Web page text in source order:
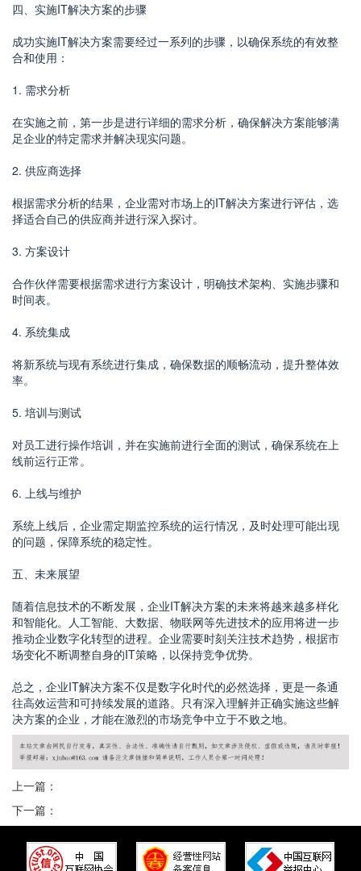
四、实施IT解决方案的步骤
成功实施IT解决方案需要经过一系列的步骤，以确保系统的有效整
合和使用：
1. 需求分析
在实施之前，第一步是进行详细的需求分析，确保解决方案能够满
足企业的特定需求并解决现实问题。
2. 供应商选择
根据需求分析的结果，企业需对市场上的IT解决方案进行评估，选
择适合自己的供应商并进行深入探讨。
3. 方案设计
合作伙伴需要根据需求进行方案设计，明确技术架构、实施步骤和
时间表。
4. 系统集成
将新系统与现有系统进行集成，确保数据的顺畅流动，提升整体效
率。
5. 培训与测试
对员工进行操作培训，并在实施前进行全面的测试，确保系统在上
线前运行正常。
6. 上线与维护
系统上线后，企业需定期监控系统的运行情况，及时处理可能出现
的问题，保障系统的稳定性。
五、未来展望
随着信息技术的不断发展，企业IT解决方案的未来将越来越多样化
和智能化。人工智能、大数据、物联网等先进技术的应用将进一步
推动企业数字化转型的进程。企业需要时刻关注技术趋势，根据市
场变化不断调整自身的IT策略，以保持竞争优势。
总之，企业IT解决方案不仅是数字化时代的必然选择，更是一条通
往高效运营和可持续发展的道路。只有深入理解并正确实施这些解
决方案的企业，才能在激烈的市场竞争中立于不败之地。
上一篇：
下一篇：